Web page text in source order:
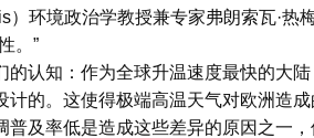
环境政治学教授兼专家弗朗索瓦·热
。”
的认知：作为全球升温速度最快的大
的。这使得极端高温天气对欧洲造
普及率低是造成这些差异的原因之一